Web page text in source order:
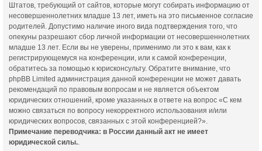
Штатов, требующий от сайтов, которые могут собирать информацию от
несовершеннолетних младше 13 лет, иметь на это письменное согласие
родителей. Допустимо наличие иного вида подтверждения того, что
опекуны разрешают сбор личной информации от несовершеннолетних
младше 13 лет. Если вы не уверены, применимо ли это к вам, как к
регистрирующемуся на конференции, или к самой конференции,
обратитесь за помощью к юрисконсульту. Обратите внимание, что
phpBB Limited администрация данной конференции не может давать
рекомендаций по правовым вопросам и не является объектом
юридических отношений, кроме указанных в ответе на вопрос «С кем
можно связаться по вопросу некорректного использования и/или
юридических вопросов, связанных с этой конференцией?».
Примечание переводчика: в России данный акт не имеет
юридической силы..